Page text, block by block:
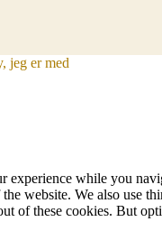
jeg er med
while you
website. We also use
of these cookies. But